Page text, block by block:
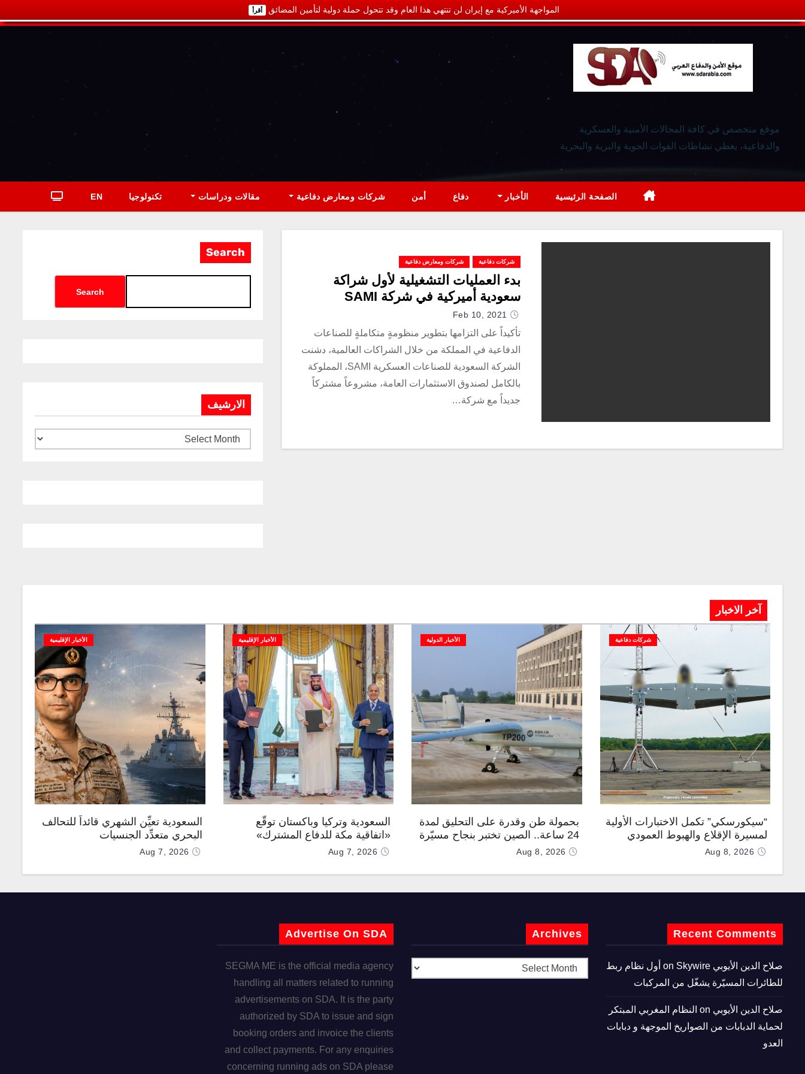
المواجهة الأميركية مع إيران لن تنتهي هذا العام وقد تتحول حملة دولية لتأمين المضائق أقرأ
موقع متخصص في كافة المجالات الأمنية والعسكرية
والدفاعية، يغطي نشاطات القوات الجوية والبرية والبحرية
الصفحة الرئيسية الأخبار دفاع أمن شركات ومعارض دفاعية مقالات ودراسات تكنولوجيا EN
شركات دفاعية شركات ومعارض دفاعية
بدء العمليات التشغيلية لأول شراكة
سعودية أميركية في شركة SAMI
Feb 10, 2021
تأكيداً على التزامها بتطوير منظومةٍ متكاملةٍ للصناعات
الدفاعية في المملكة من خلال الشراكات العالمية، دشنت
الشركة السعودية للصناعات العسكرية SAMI، المملوكة
بالكامل لصندوق الاستثمارات العامة، مشروعاً مشتركاً
جديداً مع شركة…
Search
Search
الارشيف
آخر الاخبار
شركات دفاعية
“سيكورسكي” تكمل الاختبارات الأولية
لمسيرة الإقلاع والهبوط العمودي
“نوماد 100”Aug 8, 2026
الأخبار الدولية
بحمولة طن وقدرة على التحليق لمدة
24 ساعة.. الصين تختبر بنجاح مسيّرة
“TP200”
Aug 8, 2026
الأخبار الإقليمية
السعودية وتركيا وباكستان توقّع
«اتفاقية مكة للدفاع المشترك»
Aug 7, 2026
الأخبار الإقليمية
السعودية تعيِّن الشهري قائداً للتحالف
البحري متعدِّد الجنسيات
Aug 7, 2026
Recent Comments
صلاح الدين الأيوبي
Skywire أول نظام ربط
للطائرات المسيّرة يشغّل من المركبات
صلاح الدين الأيوبي
النظام المغربي المبتكر
لحماية الدبابات من الصواريخ الموجهة و دبابات
العدو
Archives
Advertise On SDA
SEGMA ME is the official media agency
handling all matters related to running
advertisements on SDA. It is the party
authorized by SDA to issue and sign
booking orders and invoice the clients
and collect payments. For any enquiries
concerning running ads on SDA please